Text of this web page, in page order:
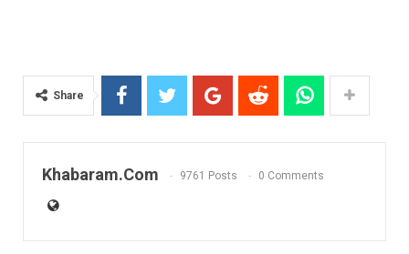
Share
Khabaram.Com 9761 Posts 0 Comments